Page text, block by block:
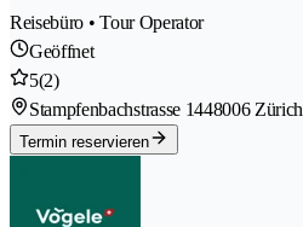
Reisebüro • Tour Operator
Geöffnet
5(2)
Stampfenbachstrasse 1448006 Zürich
Termin reservieren